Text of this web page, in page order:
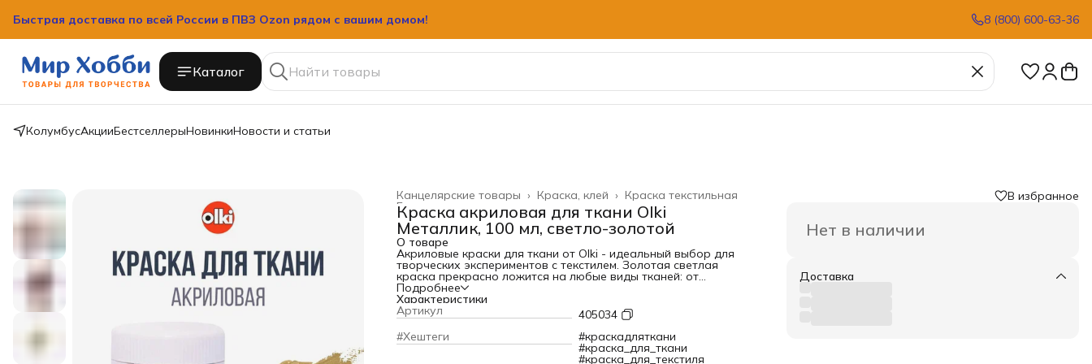
Быстрая доставка по всей России в ПВЗ Ozon рядом с вашим домом!
8 (800) 600-63-36
Каталог
КолумбусАкцииБестселлерыНовинкиНовости и статьи
Краска текстильная
Краска, клей ›
Канцелярские товары ›
Главная ›
Краска акриловая для ткани Olki
Металлик, 100 мл, светло-золотой
О товаре
Акриловые краски для ткани от Olki - идеальный выбор для
творческих экспериментов с текстилем. Золотая светлая
краска прекрасно ложится на любые виды тканей: от
деликатного шёлка до практичного хлопка, натурального
льна и современных синтетических материалов.
Краска для ткани открывает широкие возможности для
творчества, позволяя работать в различных техниках:
аэрографии, трафаретной росписи, традиционном батике и
японской технике шибори. Благодаря отсутствию вредных
веществ в составе краски безопасны даже для детского
Подробнее
Характеристики
Артикул
405034
#Хештеги
#краскадляткани
#краска_для_ткани
#краска_для_текстиля
В избранное
Нет в наличии
Доставка